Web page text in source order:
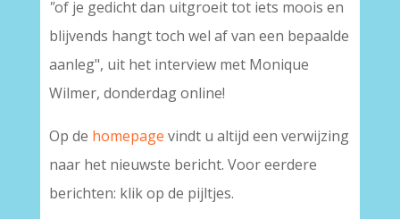
"of je gedicht dan uitgroeit tot iets moois en
blijvends hangt toch wel af van een bepaalde
aanleg", uit het interview met Monique
Wilmer, donderdag online!
Op de homepage vindt u altijd een verwijzing
naar het nieuwste bericht. Voor eerdere
berichten: klik op de pijltjes.